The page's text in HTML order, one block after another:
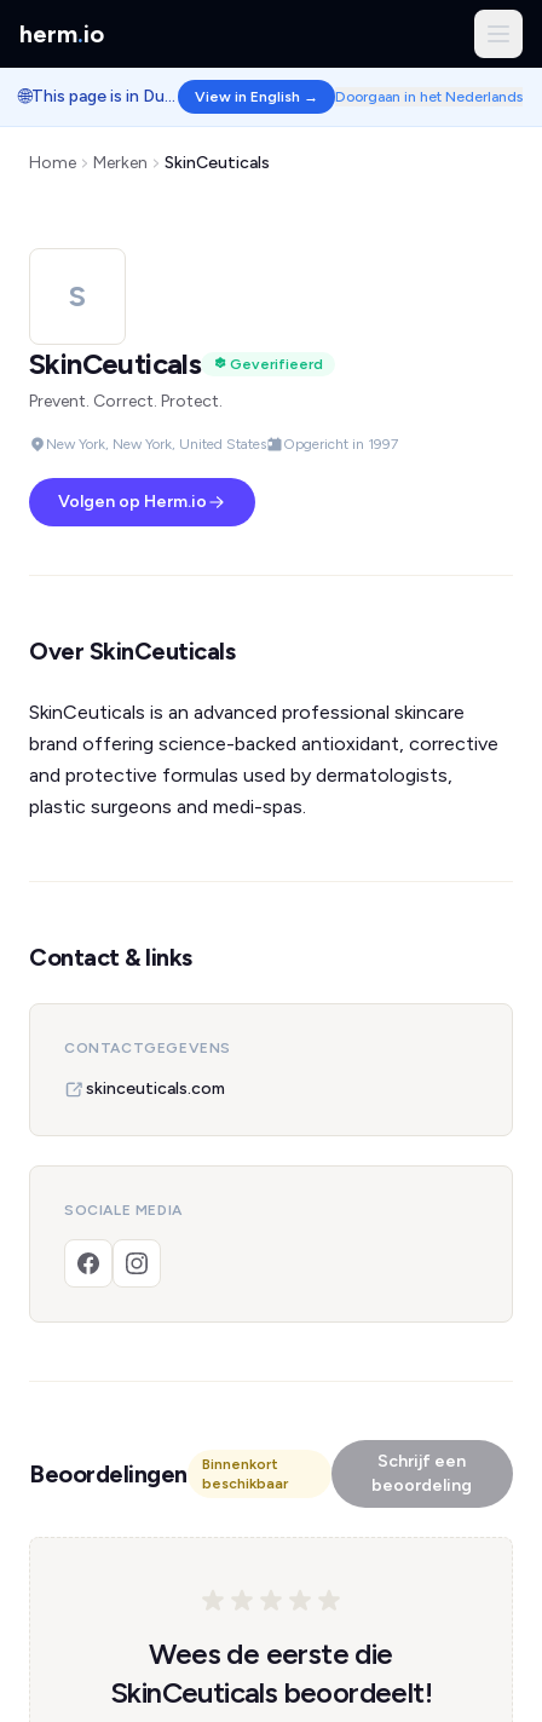
herm.io
🌐 This page is in Dutch. View in English → Doorgaan in het Nederlands
Home Merken SkinCeuticals
S
SkinCeuticals
Geverifieerd
Prevent. Correct. Protect.
New York, New York, United States Opgericht in 1997
Volgen op Herm.io
Over SkinCeuticals
SkinCeuticals is an advanced professional skincare
brand offering science-backed antioxidant, corrective
and protective formulas used by dermatologists,
plastic surgeons and medi-spas.
Contact & links
CONTACTGEGEVENS
skinceuticals.com
SOCIALE MEDIA
Beoordelingen
Binnenkort
beschikbaar
Schrijf een
beoordeling
Wees de eerste die
SkinCeuticals beoordeelt!